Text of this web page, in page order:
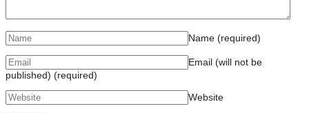
Name (required)
Email (will not be
published) (required)
Website